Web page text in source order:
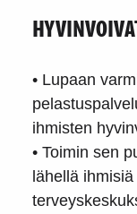
• Lupaan
ihmisten
• Toimin sen
lähellä